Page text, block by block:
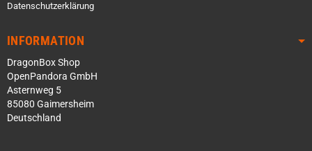
Datenschutzerklärung
INFORMATION
DragonBox Shop
OpenPandora GmbH
Asternweg 5
85080 Gaimersheim
Deutschland